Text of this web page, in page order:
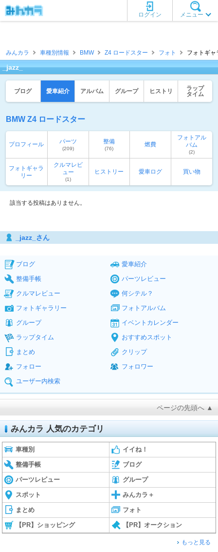
メニュー
ログイン
みんカラ 車種別情報 BMW Z4 ロードスター フォト フォトギ
_jazz_
ブログ 愛車紹介 アルバム グループ ヒストリ
ラップ
タイム
BMW Z4 ロードスター
プロフィール パーツ
(209)
整備
(76)
燃費
フォトアル
バム
(2)
フォトギャラ
リー
クルマレビ
ュー
(1)
ヒストリー 愛車ログ 買い物
該当する投稿はありません。
_jazz_さん
ブログ
愛車紹介
整備手帳
パーツレビュー
クルマレビュー
何シテル？
フォトギャラリー
フォトアルバム
グループ
イベントカレンダー
ラップタイム
おすすめスポット
まとめ
クリップ
フォロー
フォロワー
ユーザー内検索
ページの先頭へ ▲
みんカラ 人気のカテゴリ
車種別 イイね！
整備手帳 ブログ
パーツレビュー グループ
スポット みんカラ＋
まとめ フォト
【PR】ショッピング 【PR】オークション
もっと見る